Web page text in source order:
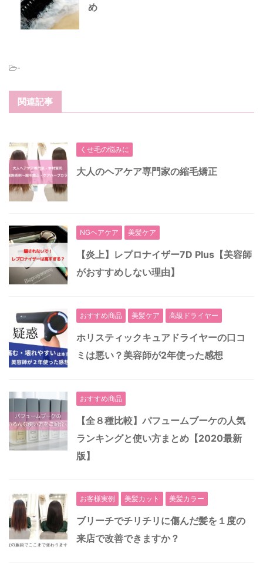
め
-
関連記事
くせ毛の悩みに
大人のヘアケア専門家の縮毛矯正
NGヘアケア 美髪ケア
【炎上】レプロナイザー7D Plus【美容師
がおすすめしない理由】
おすすめ商品 美髪ケア 高級ドライヤー
ホリスティックキュアドライヤーの口コ
ミは悪い？美容師が2年使った感想
おすすめ商品
【全８種比較】パフュームブーケの人気
ランキングと使い方まとめ【2020最新
版】
お客様実例 美髪カット 美髪カラー
ブリーチでチリチリに傷んだ髪を１度の
来店で改善できますか？